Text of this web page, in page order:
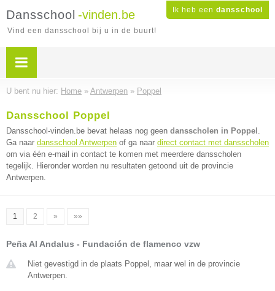
Ik heb een dansschool
Dansschool -vinden.be
Vind een dansschool bij u in de buurt!
U bent nu hier: Home » Antwerpen » Poppel
Dansschool Poppel
Dansschool-vinden.be bevat helaas nog geen dansscholen in Poppel .
Ga naar dansschool Antwerpen of ga naar direct contact met dansscholen
om via één e-mail in contact te komen met meerdere dansscholen
tegelijk. Hieronder worden nu resultaten getoond uit de provincie
Antwerpen.
1 2 » »»
Peña Al Andalus - Fundación de flamenco vzw
Niet gevestigd in de plaats Poppel, maar wel in de provincie
Antwerpen.